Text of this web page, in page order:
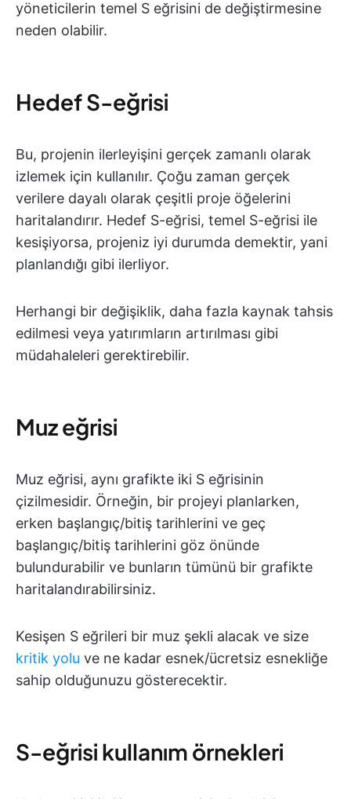
yöneticilerin temel S eğrisini de değiştirmesine
neden olabilir.
Hedef S-eğrisi
Bu, projenin ilerleyişini gerçek zamanlı olarak
izlemek için kullanılır. Çoğu zaman gerçek
verilere dayalı olarak çeşitli proje öğelerini
haritalandırır. Hedef S-eğrisi, temel S-eğrisi ile
kesişiyorsa, projeniz iyi durumda demektir, yani
planlandığı gibi ilerliyor.
Herhangi bir değişiklik, daha fazla kaynak tahsis
edilmesi veya yatırımların artırılması gibi
müdahaleleri gerektirebilir.
Muz eğrisi
Muz eğrisi, aynı grafikte iki S eğrisinin
çizilmesidir. Örneğin, bir projeyi planlarken,
erken başlangıç/bitiş tarihlerini ve geç
başlangıç/bitiş tarihlerini göz önünde
bulundurabilir ve bunların tümünü bir grafikte
haritalandırabilirsiniz.
Kesişen S eğrileri bir muz şekli alacak ve size
kritik yolu ve ne kadar esnek/ücretsiz esnekliğe
sahip olduğunuzu gösterecektir.
S-eğrisi kullanım örnekleri